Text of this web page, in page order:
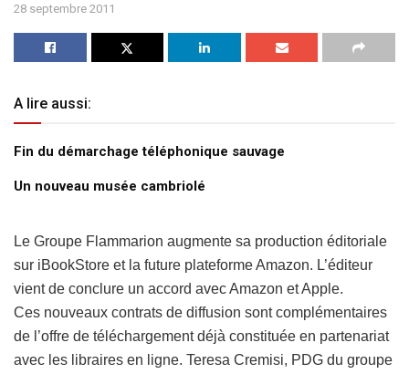
28 septembre 2011
A lire aussi:
Fin du démarchage téléphonique sauvage
Un nouveau musée cambriolé
Le Groupe Flammarion augmente sa production éditoriale
sur iBookStore et la future plateforme Amazon. L’éditeur
vient de conclure un accord avec Amazon et Apple.
Ces nouveaux contrats de diffusion sont complémentaires
de l’offre de téléchargement déjà constituée en partenariat
avec les libraires en ligne. Teresa Cremisi, PDG du groupe